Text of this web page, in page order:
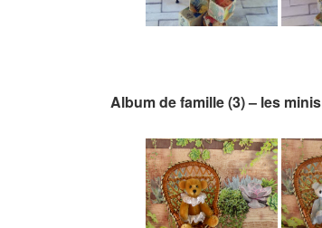
Album de famille (3) – les minis